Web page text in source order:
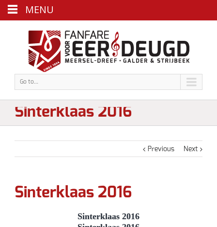
Go to...
Sinterklaas 2016
Previous Next
Sinterklaas 2016
Sinterklaas 2016
MENU